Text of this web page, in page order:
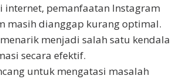
pemanfaatan Instagram
masih dianggap kurang optimal.
menjadi salah satu kendala
secara efektif.
untuk mengatasi masalah